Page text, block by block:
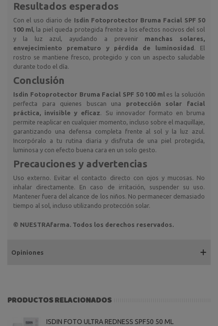
Resultados esperados
Con el uso diario de Isdin Fotoprotector Bruma Facial SPF 50
100 ml , la piel queda protegida frente a los efectos nocivos del sol
y la luz azul, ayudando a prevenir manchas solares,
envejecimiento prematuro y pérdida de luminosidad . El
rostro se mantiene fresco, protegido y con un aspecto saludable
durante todo el día.
Conclusión
Isdin Fotoprotector Bruma Facial SPF 50 100 ml es la solución
perfecta para quienes buscan una protección solar facial
práctica, invisible y eficaz . Su innovador formato en bruma
permite reaplicar en cualquier momento, incluso sobre el maquillaje,
garantizando una defensa completa frente al sol y la luz azul.
Incorpóralo a tu rutina diaria y disfruta de una piel protegida,
luminosa y con efecto buena cara en un solo gesto.
Precauciones y advertencias
Uso externo. Evitar el contacto directo con ojos y mucosas. No
inhalar directamente. En caso de irritación, suspender su uso.
Mantener fuera del alcance de los niños. No permanecer demasiado
tiempo al sol, incluso utilizando protección solar.
© NUESTRAfarma. Todos los derechos reservados.
Opiniones
PRODUCTOS RELACIONADOS
ISDIN FOTO ULTRA REDNESS SPF50 50 ML